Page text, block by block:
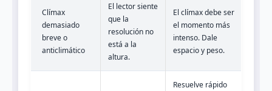
Clímax
demasiado
breve o
anticlimático
El lector siente
que la
resolución no
está a la
altura.
El clímax debe ser
el momento más
intenso. Dale
espacio y peso.
Resuelve rápido